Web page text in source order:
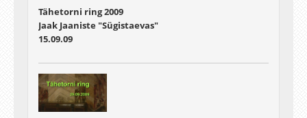
Tähetorni ring 2009
Jaak Jaaniste "Sügistaevas"
15.09.09